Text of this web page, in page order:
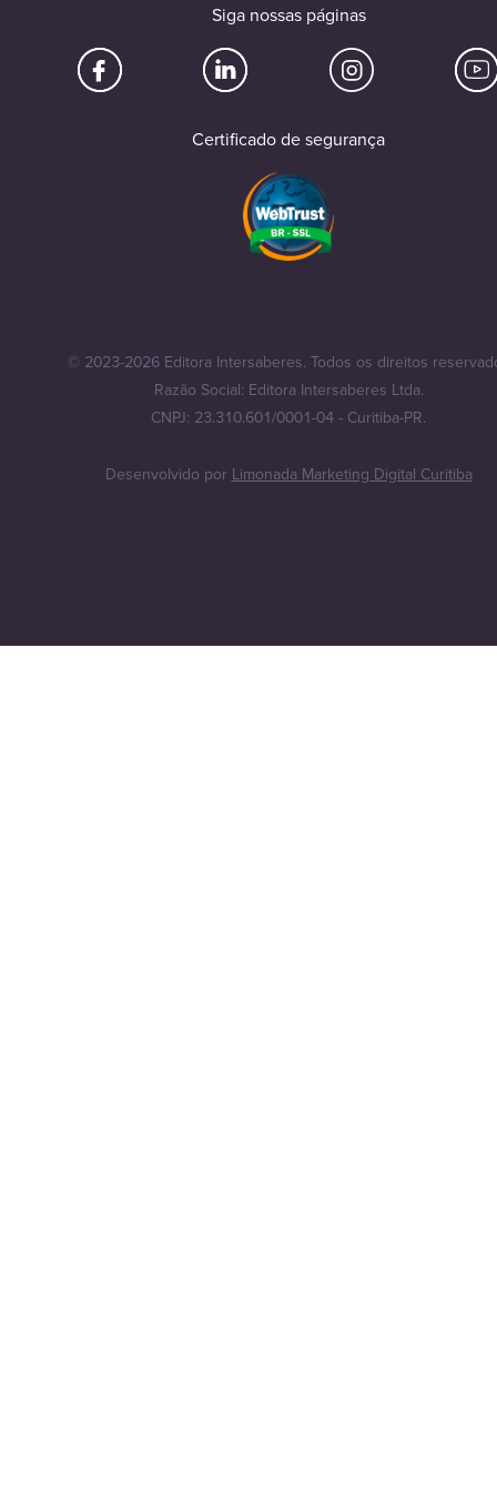
Siga nossas páginas
Certificado de segurança
© 2023-2026 Editora Intersaberes. Todos os direitos
Razão Social: Editora Intersaberes Ltda.
CNPJ: 23.310.601/0001-04 - Curitiba-PR.
Desenvolvido porLimonada Marketing Digital Curitiba